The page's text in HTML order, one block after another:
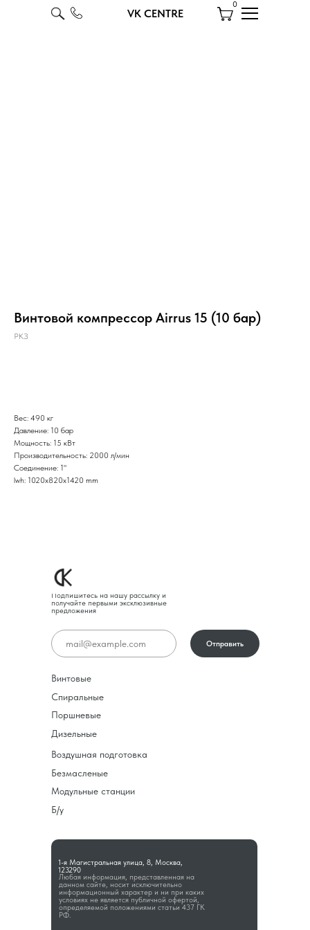
VK CENTRE
0
Винтовой компрессор Airrus 15 (10 бар)
РКЗ
Вес: 490 кг
Давление: 10 бар
Мощность: 15 кВт
Производительность: 2000 л/мин
Соединение: 1"
lwh: 1020x820x1420 mm
Любая информация, представленная на
данном сайте, носит исключительно
информационный характер и ни при каких
условиях не является публичной офертой,
определяемой положениями статьи 437 ГК
РФ.
1-я Магистральная улица, 8, Москва,
123290
Подпишитесь на нашу рассылку и
получайте первыми эксклюзивные
предложения
Винтовые
Спиральные
Поршневые
Дизельные
Воздушная подготовка
Безмасленые
Модульные станции
Б/у
Отправить